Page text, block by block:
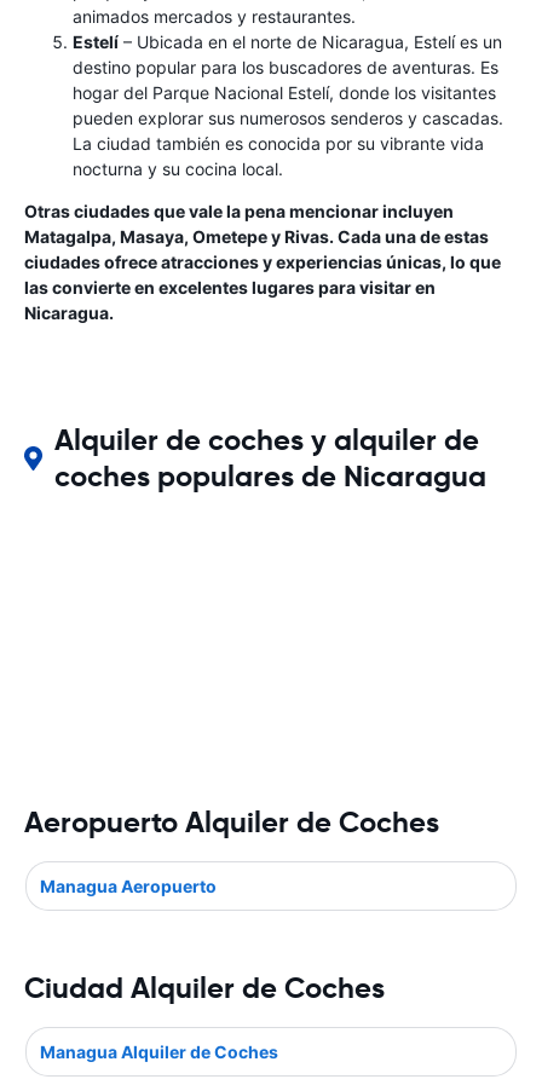
animados mercados y restaurantes.
Estelí – Ubicada en el norte de Nicaragua, Estelí es un
destino popular para los buscadores de aventuras. Es
hogar del Parque Nacional Estelí, donde los visitantes
pueden explorar sus numerosos senderos y cascadas.
La ciudad también es conocida por su vibrante vida
nocturna y su cocina local.
Otras ciudades que vale la pena mencionar incluyen
Matagalpa, Masaya, Ometepe y Rivas. Cada una de estas
ciudades ofrece atracciones y experiencias únicas, lo que
las convierte en excelentes lugares para visitar en
Nicaragua.
Alquiler de coches y alquiler de
coches populares de Nicaragua
Aeropuerto Alquiler de Coches
Managua Aeropuerto
Ciudad Alquiler de Coches
Managua Alquiler de Coches